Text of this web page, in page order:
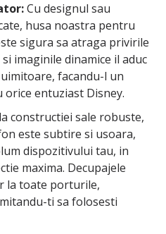
Cu designul sau
husa noastra pentru
sigura sa atraga privirile
imaginile dinamice il aduc
facandu-l un
entuziast Disney.
constructiei sale robuste,
este subtire si usoara,
dispozitivului tau, in
maxima. Decupajele
la toate porturile,
ti sa folosesti